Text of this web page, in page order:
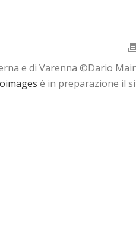
e di Varenna ©Dario
è in preparazione il